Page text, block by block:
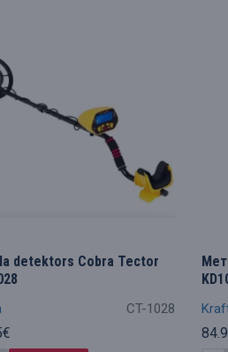
CT-1028
detektors Cobra Tector